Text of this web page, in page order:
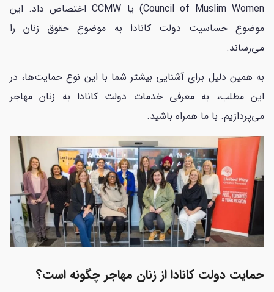
Council of Muslim Women) یا CCMW اختصاص داد. این
موضوع حساسیت دولت کانادا به موضوع حقوق زنان را
می‌رساند.
به همین دلیل برای آشنایی بیشتر شما با این نوع حمایت‌ها، در
این مطلب، به معرفی خدمات دولت کانادا به زنان مهاجر
می‌پردازیم. با ما همراه باشید.
حمایت دولت کانادا از زنان مهاجر چگونه است؟